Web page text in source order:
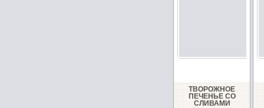
ТВОРОЖНОЕ
ПЕЧЕНЬЕ СО
СЛИВАМИ